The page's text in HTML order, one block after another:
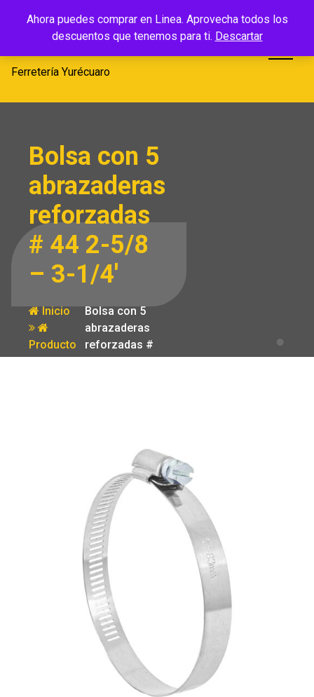
Ahora puedes comprar en Linea. Aprovecha todos los
descuentos que tenemos para ti. Descartar
Ferretería
Yurécuaro
Ferretería Yurécuaro
Bolsa con 5
abrazaderas
reforzadas
# 44 2-5/8
– 3-1/4′
Inicio
Producto
Bolsa con 5
abrazaderas
reforzadas #
44 2-5/8 – 3-